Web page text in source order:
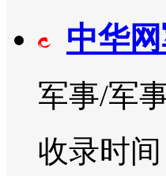
中华
军事/军
收录时间